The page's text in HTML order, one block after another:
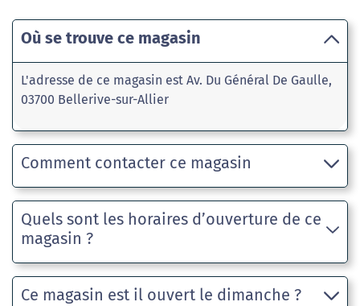
Où se trouve ce magasin
L'adresse de ce magasin est Av. Du Général De Gaulle,
03700 Bellerive-sur-Allier
Comment contacter ce magasin
Quels sont les horaires d’ouverture de ce
magasin ?
Ce magasin est il ouvert le dimanche ?